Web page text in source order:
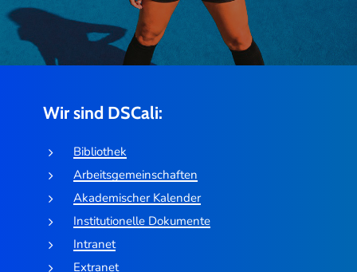
Wir sind DSCali:
Bibliothek
Arbeitsgemeinschaften
Akademischer Kalender
Institutionelle Dokumente
Intranet
Extranet